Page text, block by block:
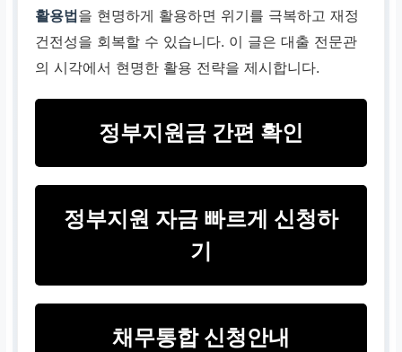
활용법을 현명하게 활용하면 위기를 극복하고 재정
건전성을 회복할 수 있습니다. 이 글은 대출 전문관
의 시각에서 현명한 활용 전략을 제시합니다.
정부지원금 간편 확인
정부지원 자금 빠르게 신청하
기
채무통합 신청안내